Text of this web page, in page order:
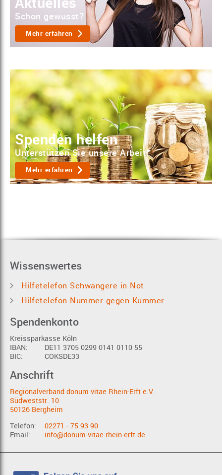
Schon gewusst?
Mehr erfahren
Spenden helfen
Unterstützen Sie unsere Arbeit!
Mehr erfahren
Wissenswertes
Hilfetelefon Schwangere in Not
Hilfetelefon Nummer gegen Kummer
Spendenkonto
Kreissparkasse Köln
IBAN:
DE11 3705 0299 0141 0110 55
BIC:
COKSDE33
Anschrift
Regionalverband donum vitae Rhein-Erft e.V.
Südweststr. 10
50126 Bergheim
Telefon:
02271 - 75 93 90
Email:
info@donum-vitae-rhein-erft.de